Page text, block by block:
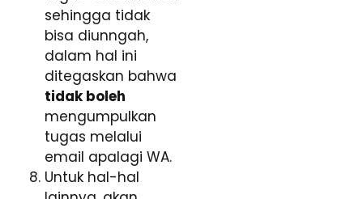
sehingga tidak
bisa diunngah,
dalam hal ini
ditegaskan bahwa
tidak boleh
mengumpulkan
tugas melalui
email apalagi WA.
Untuk hal-hal